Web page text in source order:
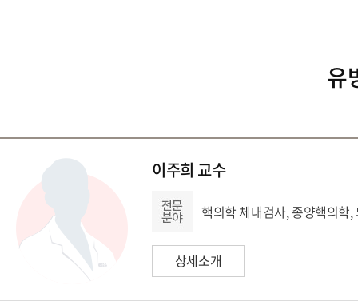
유
이주희 교수
핵의학 체내검사, 종양핵의학
상세소개